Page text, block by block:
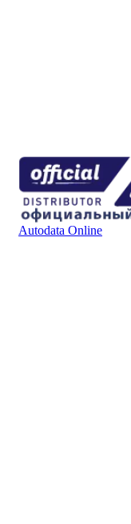
Autodata Online